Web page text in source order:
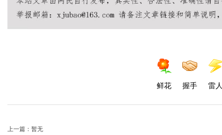
鲜花 握手 雷
上一篇：暂无